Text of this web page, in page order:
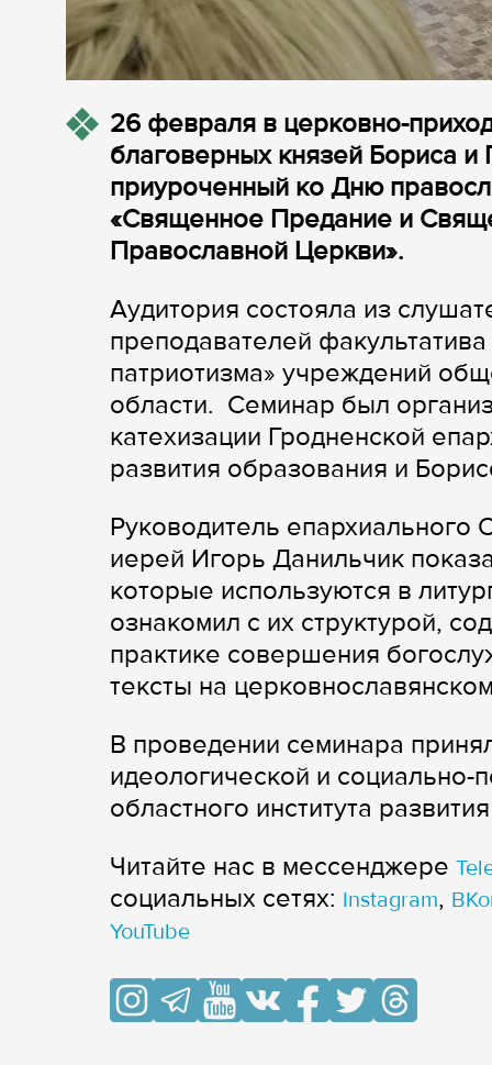
26 февраля в церковно-
благоверных князей Бориса
приуроченный ко Дню
«Священное Предание и
Православной Церкви».
Аудитория состояла из
преподавателей
патриотизма» учреждений
области. Семинар был
катехизации Гродненской
развития образования и
Руководитель епархиального
иерей Игорь Данильчик
которые используются в
ознакомил с их структурой,
практике совершения
тексты на
В проведении семинара
идеологической и социально-
областного института
Читайте нас в мессенджере
cоциальных сетях: Instagram,
YouTube